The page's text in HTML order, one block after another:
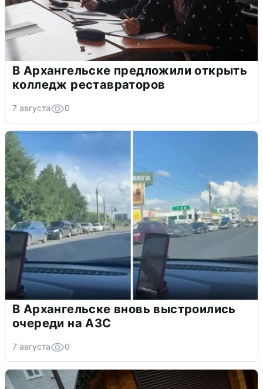
В Архангельске предложили открыть
колледж реставраторов
7 августа 0
В Архангельске вновь выстроились
очереди на АЗС
7 августа 0